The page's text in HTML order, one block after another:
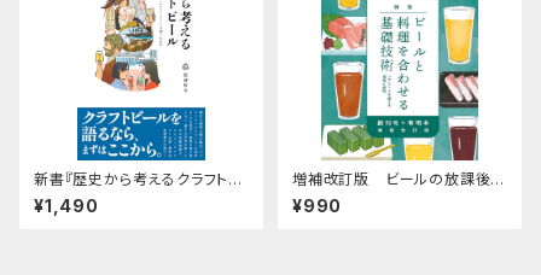
新書『歴史から考えるクラフトビ
ール』
¥1,490
増補改訂版 ビールの放課後
創刊号＋有明本「ビールと料理
を合わせる基礎技術」ペアリン
¥990